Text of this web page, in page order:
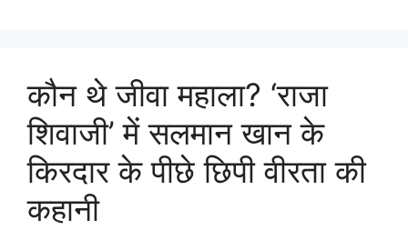
कौन थे जीवा महाला? ‘राजा
शिवाजी’ में सलमान खान के
किरदार के पीछे छिपी वीरता की
कहानी